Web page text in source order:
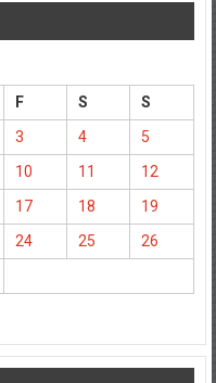
F S
S
3 4
5
10 11
12
17 18
19
24 25
26